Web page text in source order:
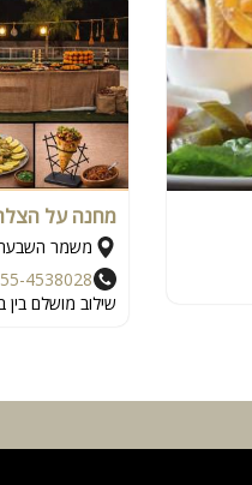
מחנה על
משמר
4538028
שילוב מושלם בין